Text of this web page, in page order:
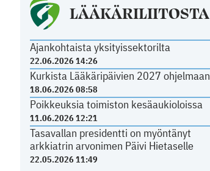
LÄÄKÄRILIITOSTA
Ajankohtaista yksityissektorilta
22.06.2026 14:26
Kurkista Lääkäripäivien 2027 ohjelmaan
18.06.2026 08:58
Poikkeuksia toimiston kesäaukioloissa
11.06.2026 12:21
Tasavallan presidentti on myöntänyt
arkkiatrin arvonimen Päivi Hietaselle
22.05.2026 11:49